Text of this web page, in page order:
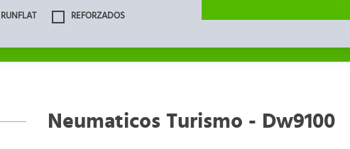
RUNFLAT REFORZADOS
Neumaticos Turismo - Dw9100